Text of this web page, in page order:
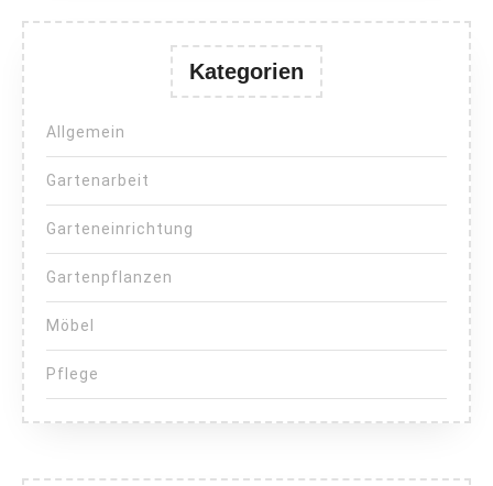
Kategorien
Allgemein
Gartenarbeit
Garteneinrichtung
Gartenpflanzen
Möbel
Pflege